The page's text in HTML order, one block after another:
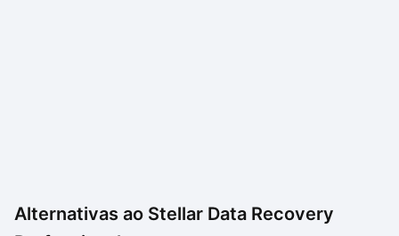
Alternativas ao Stellar Data Recovery